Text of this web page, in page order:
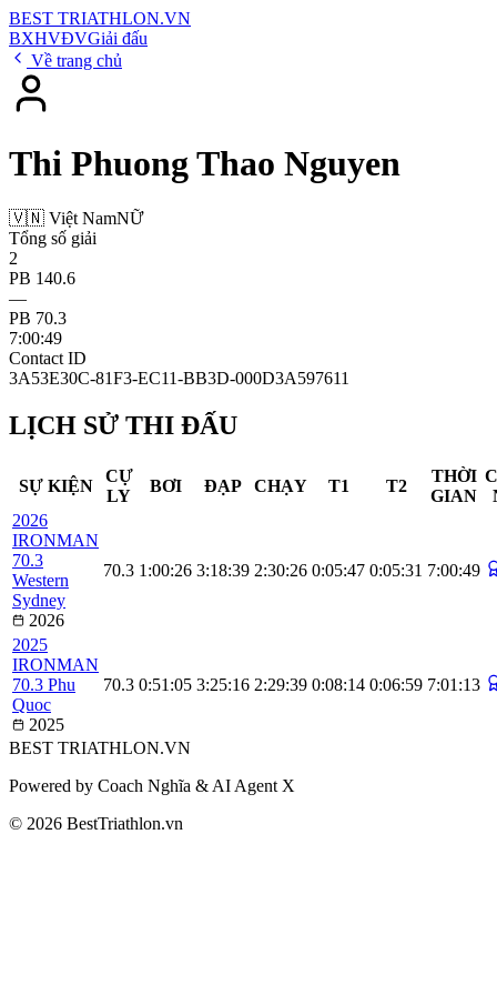
BEST TRIATHLON.VN
BXHVĐVGiải đấu
Về trang chủ
Thi Phuong Thao Nguyen
🇻🇳 Việt NamNỮ
Tổng số giải
2
PB 140.6
—
PB 70.3
7:00:49
Contact ID
3A53E30C-81F3-EC11-BB3D-000D3A597611
LỊCH SỬ THI ĐẤU
SỰ KIỆN
CỰ
LY
BƠI ĐẠP CHẠY T1 T2
THỜI
GIAN
2026
IRONMAN
70.3
Western
Sydney
2026
70.3 1:00:26 3:18:39 2:30:26 0:05:47 0:05:31 7:00:49
2025
IRONMAN
70.3 Phu
Quoc
2025
70.3 0:51:05 3:25:16 2:29:39 0:08:14 0:06:59 7:01:13
BEST TRIATHLON.VN
Powered by Coach Nghĩa & AI Agent X
© 2026 BestTriathlon.vn